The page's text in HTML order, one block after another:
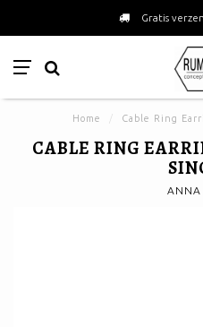
Gratis
Home Cable Ring
CABLE RING
ANNA